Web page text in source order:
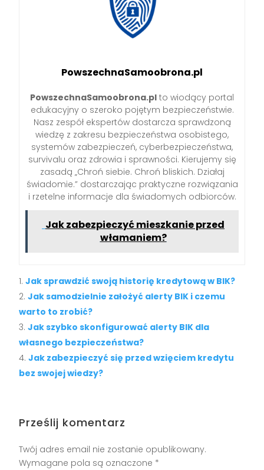
PowszechnaSamoobrona.pl
PowszechnaSamoobrona.pl to wiodący portal
edukacyjny o szeroko pojętym bezpieczeństwie.
Nasz zespół ekspertów dostarcza sprawdzoną
wiedzę z zakresu bezpieczeństwa osobistego,
systemów zabezpieczeń, cyberbezpieczeństwa,
survivalu oraz zdrowia i sprawności. Kierujemy się
zasadą „Chroń siebie. Chroń bliskich. Działaj
świadomie.” dostarczając praktyczne rozwiązania
i rzetelne informacje dla świadomych odbiorców.
Jak zabezpieczyć mieszkanie przed
włamaniem?
Jak sprawdzić swoją historię kredytową w BIK?
Jak samodzielnie założyć alerty BIK i czemu
warto to zrobić?
Jak szybko skonfigurować alerty BIK dla
własnego bezpieczeństwa?
Jak zabezpieczyć się przed wzięciem kredytu
bez swojej wiedzy?
Prześlij komentarz
Twój adres email nie zostanie opublikowany.
Wymagane pola są oznaczone *